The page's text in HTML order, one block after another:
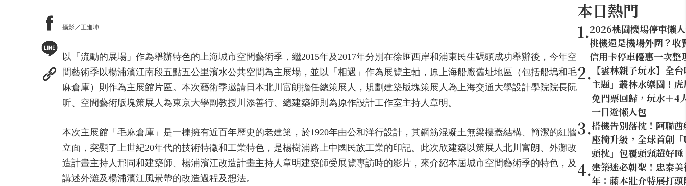
攝影／王進坤
以「流動的展場」作為舉辦特色的上海城市空間藝術季，繼2015年及2017年分別在徐匯西岸和浦東民生碼頭成功舉辦後，今年空
間藝術季以楊浦濱江南段五點五公里濱水公共空間為主展場，並以「相遇」作為展覽主軸，原上海船廠舊址地區（包括船塢和毛
麻倉庫）則作為主展館片區。本次藝術季邀請日本北川富朗擔任總策展人，規劃建築版塊策展人為上海交通大學設計學院院長阮
昕、空間藝術版塊策展人為東京大學副教授川添善行、總建築師則為原作設計工作室主持人章明。
本次主展館「毛麻倉庫」是一棟擁有近百年歷史的老建築，於1920年由公和洋行設計，其鋼筋混凝土無梁樓蓋結構、簡潔的紅牆
立面，突顯了上世紀20年代的技術特徵和工業特色，是楊樹浦路上中國民族工業的印記。此次欣建築以策展人北川富朗、外灘改
造計畫主持人邢同和建築師、楊浦濱江改造計畫主持人章明建築師受展覽專訪時的影片，來介紹本屆城市空間藝術季的特色，及
講述外灘及楊浦濱江風景帶的改造過程及想法。
本日熱門
1.2026桃園機場停車懶
桃機還是機場外圍？收
信用卡停車優惠一次整
2. 【雲林親子玩水】全
主題」叢林水樂園！
免門票回歸，玩水＋4
一日遊懶人包
3.搭機告別落枕！阿聯
座椅升級，全球首創
頭枕」包覆頭頸超好睡
4.建築迷必朝聖！忠泰
年：藤本壯介特展打